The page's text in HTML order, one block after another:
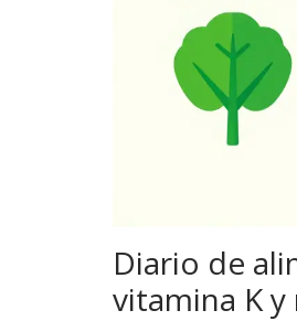
Diario de
vitamina K